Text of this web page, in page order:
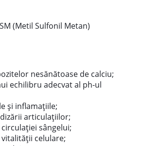
(Metil Sulfonil Metan)
nesănătoase de calciu;
echilibru adecvat al ph-ul
și inflamațiile;
articulațiilor;
sângelui;
celulare;